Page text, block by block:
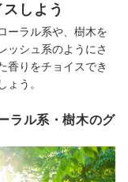
しよう
ーラル系や、樹木を
ッシュ系のようにさ
香りをチョイスでき
う。
ラル系・樹木のグ